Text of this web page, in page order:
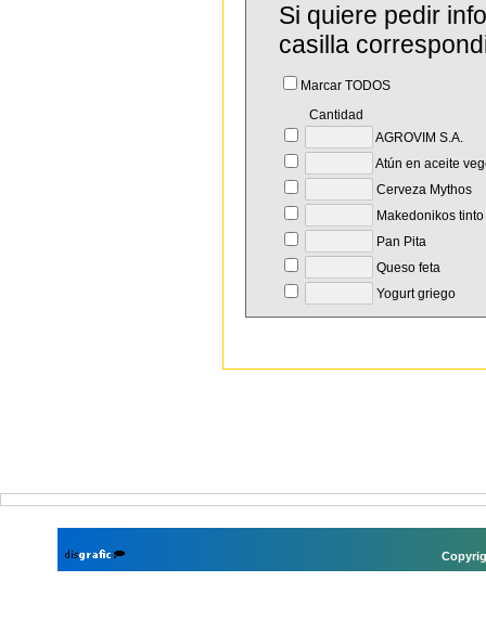
Si quiere pedir
casilla
Marcar TODOS
Cantidad
AGROVIM S.A.
Atún en aceite
Cerveza Mythos
Makedonikos tinto
Pan Pita
Queso feta
Yogurt griego